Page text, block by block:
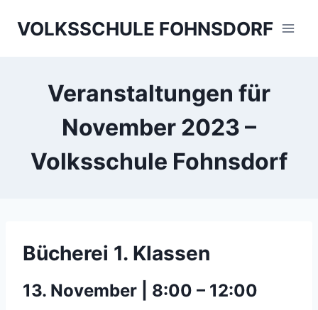
VOLKSSCHULE FOHNSDORF
Veranstaltungen für
November 2023 –
Volksschule Fohnsdorf
Bücherei 1. Klassen
13. November | 8:00 – 12:00